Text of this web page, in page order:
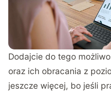
Dodajcie do tego
oraz ich obracania z
jeszcze więcej, bo jeśli